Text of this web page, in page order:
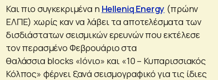
Και πιο συγκεκριμένα η Helleniq Energy (πρώην
ΕΛΠΕ) χωρίς καν να λάβει τα αποτελέσματα των
δισδιάστατων σεισμικών ερευνών που εκτέλεσε
τον περασμένο Φεβρουάριο στα
θαλάσσια blocks «Ιόνιο» και «10 – Κυπαρισσιακός
Κόλπος» φέρνει ξανά σεισμογραφικό για τις ίδιες